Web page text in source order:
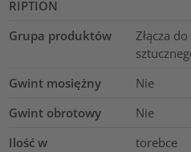
RIPTION
Grupa produktów
Złącza
Gwint mosiężny
Nie
Gwint obrotowy
Nie
Ilość w
torebce